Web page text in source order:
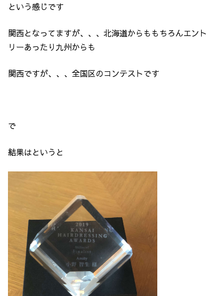
という感じです
関西となってますが、、、北海道からももちろんエント
リーあったり九州からも
関西ですが、、、全国区のコンテストです
で
結果はというと